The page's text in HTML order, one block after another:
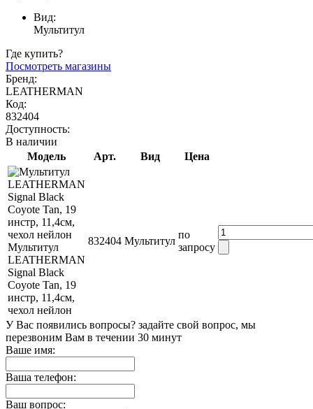
Вид:
Мультитул
Где купить?
Посмотреть магазины
Бренд:
LEATHERMAN
Код:
832404
Доступность:
В наличии
Модель
Арт. Вид Цена
Мультитул
LEATHERMAN
Signal Black
Coyote Tan, 19
инстр, 11,4см,
чехол нейлон
832404 Мультитул
по
запросу
У Вас появились вопросы? задайте свой вопрос, мы
перезвоним Вам в течении 30 минут
Ваше имя:
Ваша телефон:
Ваш вопрос: